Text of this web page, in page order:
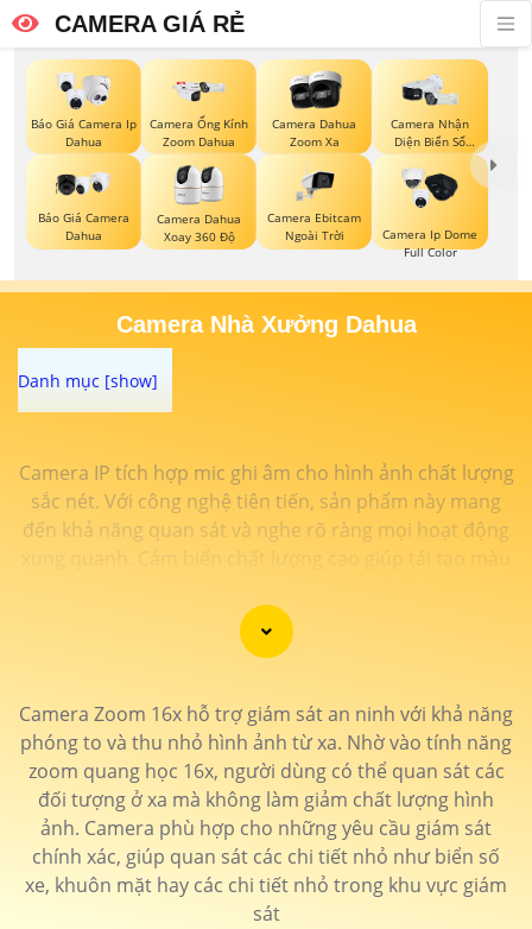
CAMERA GIÁ RẺ
Báo Giá Camera Ip
Dahua
Camera Ống Kính
Zoom Dahua
Camera Dahua
Zoom Xa
Camera Nhận
Diện Biển Số
Dahua
Báo Giá Camera
Dahua
Camera Dahua
Xoay 360 Độ
Camera Ebitcam
Ngoài Trời
Camera Ip Dome
Full Color
Camera Nhà Xưởng Dahua
Camera IP tích hợp mic ghi âm cho hình ảnh chất lượng
sắc nét. Với công nghệ tiên tiến, sản phẩm này mang
đến khả năng quan sát và nghe rõ ràng mọi hoạt động
xung quanh. Cảm biến chất lượng cao giúp tái tạo màu
người dùng thấu hiểu từng chi tiết với âm thanh sống
động. Sự kết hợp hoàn hảo giữa hình ảnh và âm thanh
cường tính hiệu quả trong việc bảo vệ và giám sát tài
sản. Đánh thức mọi giác quan với camera thông minh
này, đồng hành đáng tin cậy để bảo vệ ngôi nhà và
doanh nghiệp của bạn."
Camera Zoom 16x hỗ trợ giám sát an ninh với khả năng
phóng to và thu nhỏ hình ảnh từ xa. Nhờ vào tính năng
zoom quang học 16x, người dùng có thể quan sát các
đối tượng ở xa mà không làm giảm chất lượng hình
ảnh. Camera phù hợp cho những yêu cầu giám sát
chính xác, giúp quan sát các chi tiết nhỏ như biển số
xe, khuôn mặt hay các chi tiết nhỏ trong khu vực giám
sát